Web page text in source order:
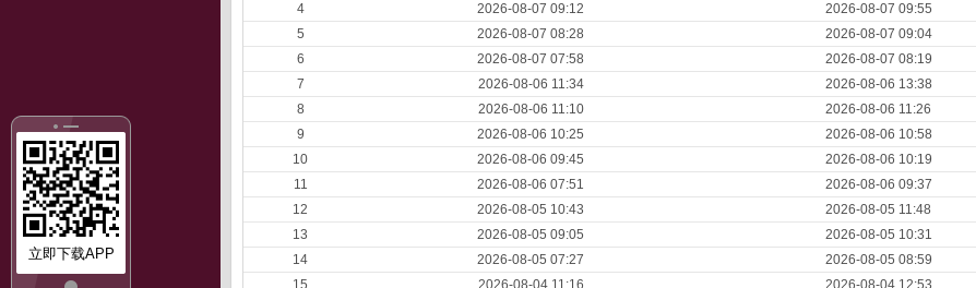
立即下载APP
4
2026-08-07 09:12 2026-08-07 09:55
5
2026-08-07 08:28 2026-08-07 09:04
6
2026-08-07 07:58 2026-08-07 08:19
7
2026-08-06 11:34 2026-08-06 13:38
8
2026-08-06 11:10 2026-08-06 11:26
9
2026-08-06 10:25 2026-08-06 10:58
10
2026-08-06 09:45 2026-08-06 10:19
11
2026-08-06 07:51 2026-08-06 09:37
12
2026-08-05 10:43 2026-08-05 11:48
13
2026-08-05 09:05 2026-08-05 10:31
14
2026-08-05 07:27 2026-08-05 08:59
15
2026-08-04 11:16 2026-08-04 12:53